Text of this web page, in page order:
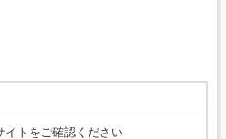
イトをご確認ください